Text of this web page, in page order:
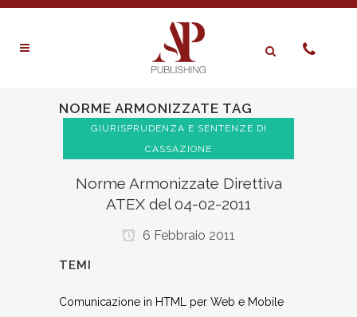
NORME ARMONIZZATE TAG
GIURISPRUDENZA E SENTENZE DI
CASSAZIONE
Norme Armonizzate Direttiva
ATEX del 04-02-2011
6 Febbraio 2011
TEMI
Comunicazione in HTML per Web e Mobile